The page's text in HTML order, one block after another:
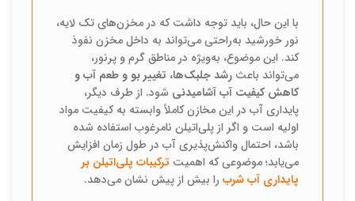
با این حال، باید توجه داشت که در مخزن‌های تک لایه،
نور خورشید به‌راحتی می‌تواند به داخل مخزن نفوذ
کند. این موضوع، به‌ویژه در مناطق گرم و پرنور،
می‌تواند باعث رشد جلبک‌ها، تغییر بو و طعم آب و
کاهش کیفیت آب آشامیدنی شود. از طرف دیگر،
پایداری آب در این مخازن کاملاً وابسته به کیفیت مواد
اولیه است و اگر از پلی‌اتیلن نامرغوب استفاده شده
باشد، احتمال واکنش‌پذیری آب در طول زمان افزایش
می‌یابد؛ موضوعی که اهمیت ترکیبات پلی‌اتیلن بر
پایداری آب شرب را بیش از پیش نشان می‌دهد.